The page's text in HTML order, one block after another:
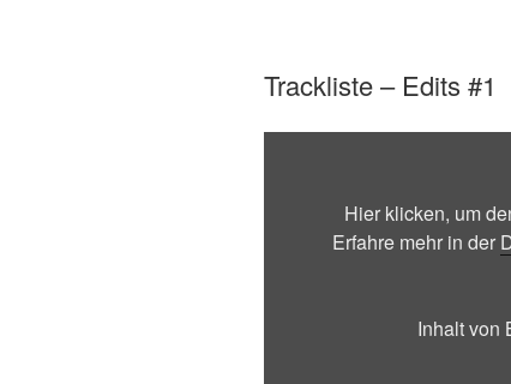
Trackliste – Edits #1
Bandcamp
anzeigen
Hier klicken, um
Erfahre mehr in der
Inhalt von